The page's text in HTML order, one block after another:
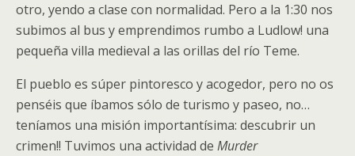
otro, yendo a clase con normalidad. Pero a la 1:30 nos
subimos al bus y emprendimos rumbo a Ludlow! una
pequeña villa medieval a las orillas del río Teme.
El pueblo es súper pintoresco y acogedor, pero no os
penséis que íbamos sólo de turismo y paseo, no…
teníamos una misión importantísima: descubrir un
crimen!! Tuvimos una actividad de Murder